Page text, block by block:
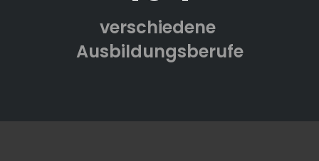
verschiedene
Ausbildungsberufe